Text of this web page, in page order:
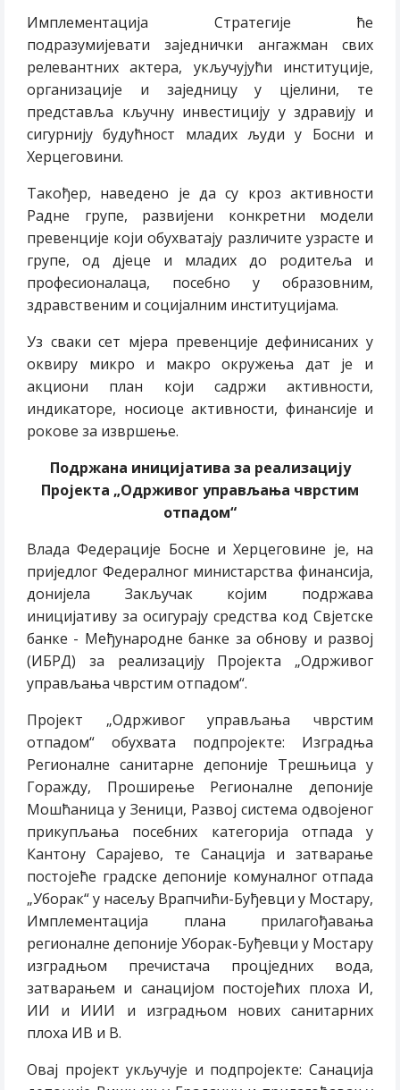
Имплементација Стратегије ће
подразумијевати заједнички ангажман свих
релевантних актера, укључујући институције,
организације и заједницу у цјелини, те
представља кључну инвестицију у здравију и
сигурнију будућност младих људи у Босни и
Херцеговини.
Такођер, наведено је да су кроз активности
Радне групе, развијени конкретни модели
превенције који обухватају различите узрасте и
групе, од дјеце и младих до родитеља и
професионалаца, посебно у образовним,
здравственим и социјалним институцијама.
Уз сваки сет мјера превенције дефинисаних у
оквиру микро и макро окружења дат је и
акциони план који садржи активности,
индикаторе, носиоце активности, финансије и
рокове за извршење.
Подржана иницијатива за реализацију
Пројекта „Одрживог управљања чврстим
отпадом“
Влада Федерације Босне и Херцеговине је, на
приједлог Федералног министарства финансија,
донијела Закључак којим подржава
иницијативу за осигурају средства код Свјетске
банке - Међународне банке за обнову и развој
(ИБРД) за реализацију Пројекта „Одрживог
управљања чврстим отпадом“.
Пројект „Одрживог управљања чврстим
отпадом“ обухвата подпројекте: Изградња
Регионалне санитарне депоније Трешњица у
Горажду, Проширење Регионалне депоније
Мошћаница у Зеници, Развој система одвојеног
прикупљања посебних категорија отпада у
Кантону Сарајево, те Санација и затварање
постојеће градске депоније комуналног отпада
„Уборак“ у насељу Врапчићи-Буђевци у Мостару,
Имплементација плана прилагођавања
регионалне депоније Уборак-Буђевци у Мостару
изградњом пречистача процједних вода,
затварањем и санацијом постојећих плоха И,
ИИ и ИИИ и изградњом нових санитарних
плоха ИВ и В.
Овај пројект укључује и подпројекте: Санација